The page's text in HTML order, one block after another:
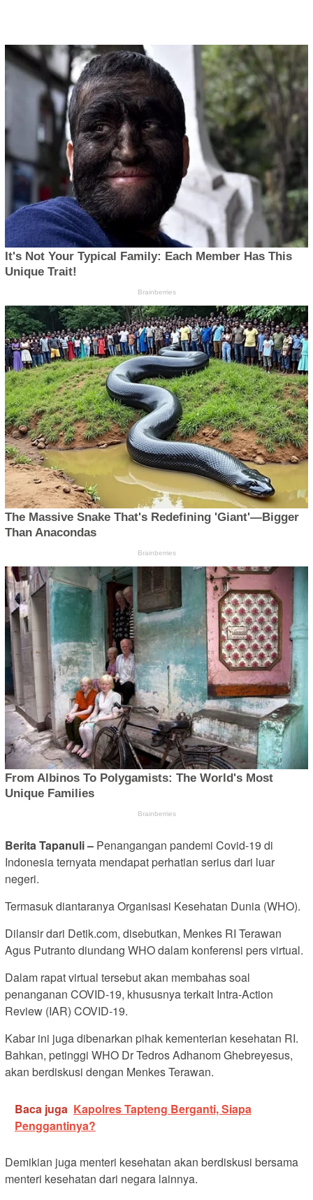
Berita Tapanuli – Penangangan pandemi Covid-19 di
Indonesia ternyata mendapat perhatian serius dari luar
negeri.
Termasuk diantaranya Organisasi Kesehatan Dunia (WHO).
Dilansir dari Detik.com, disebutkan, Menkes RI Terawan
Agus Putranto diundang WHO dalam konferensi pers virtual.
Dalam rapat virtual tersebut akan membahas soal
penanganan COVID-19, khususnya terkait Intra-Action
Review (IAR) COVID-19.
Kabar ini juga dibenarkan pihak kementerian kesehatan RI.
Bahkan, petinggi WHO Dr Tedros Adhanom Ghebreyesus,
akan berdiskusi dengan Menkes Terawan.
Baca juga Kapolres Tapteng Berganti, Siapa
Penggantinya?
Demikian juga menteri kesehatan akan berdiskusi bersama
menteri kesehatan dari negara lainnya.